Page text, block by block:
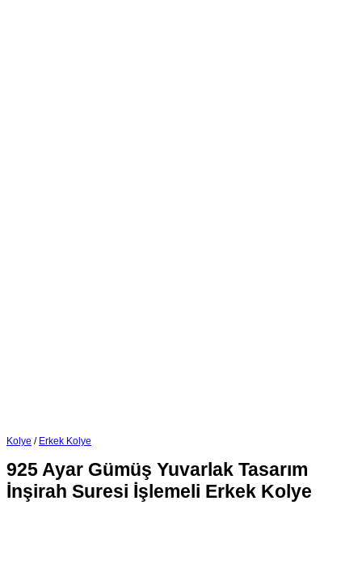
Kolye / Erkek Kolye
925 Ayar Gümüş Yuvarlak Tasarım
İnşirah Suresi İşlemeli Erkek Kolye